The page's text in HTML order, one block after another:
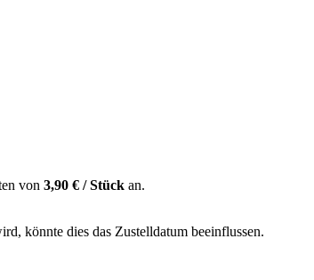
von 3,90 € / Stück an.
könnte dies das Zustelldatum beeinflussen.